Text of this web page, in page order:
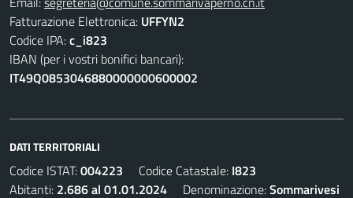
Fatturazione Elettronica: UFFYN2
Codice IPA:c_i823
IBAN (per i vostri bonifici bancari):
IT49Q0853046880000000600002
DATI TERRITORIALI
Codice ISTAT:004223 Codice Catastale: I823
Abitanti: 2.686 al 01.01.2024 Denominazione:Sommarivesi